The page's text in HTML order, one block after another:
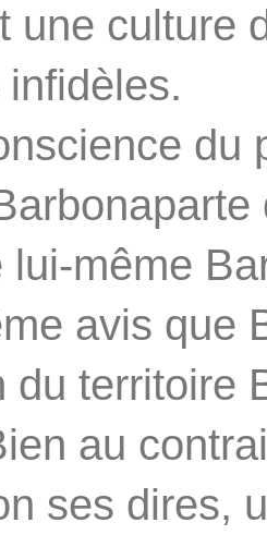
une culture
du
même
avis que
du territoire
au
ses dires,